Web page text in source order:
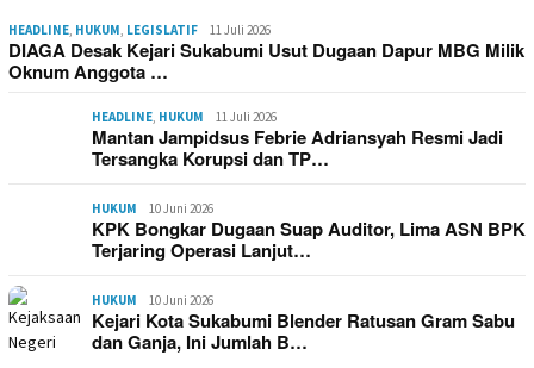
HEADLINE, HUKUM, LEGISLATIF 11 Juli 2026
DIAGA Desak Kejari Sukabumi Usut Dugaan Dapur MBG Milik
Oknum Anggota …
HEADLINE, HUKUM 11 Juli 2026
Mantan Jampidsus Febrie Adriansyah Resmi Jadi
Tersangka Korupsi dan TP…
HUKUM 10 Juni 2026
KPK Bongkar Dugaan Suap Auditor, Lima ASN BPK
Terjaring Operasi Lanjut…
HUKUM 10 Juni 2026
Kejari Kota Sukabumi Blender Ratusan Gram Sabu
dan Ganja, Ini Jumlah B…